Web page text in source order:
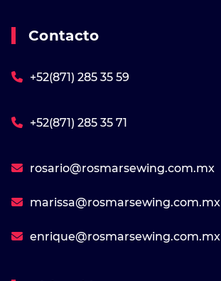
Contacto
+52(871) 285 35 59
+52(871) 285 35 71
rosario@rosmarsewing.com.mx
marissa@rosmarsewing.com.mx
enrique@rosmarsewing.com.mx